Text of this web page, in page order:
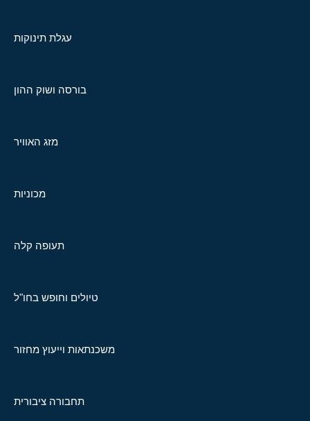
עגלת תינוקות
בורסה ושוק ההון
מזג האוויר
מכוניות
תעופה קלה
טיולים וחופש בחו"ל
משכנתאות וייעוץ מחזור
תחבורה ציבורית